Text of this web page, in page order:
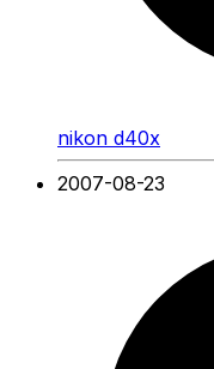
nikon d40x
2007-08-23